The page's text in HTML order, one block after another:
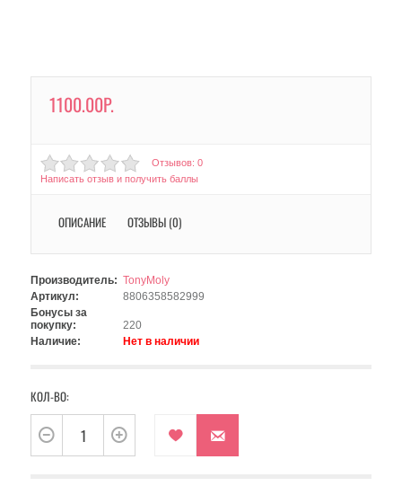
1100.00Р.
Отзывов: 0
Написать отзыв и получить баллы
ОПИСАНИЕ ОТЗЫВЫ (0)
Производитель: TonyMoly
Артикул:
8806358582999
Бонусы за
покупку:
220
Наличие:
Нет в наличии
КОЛ-ВО: